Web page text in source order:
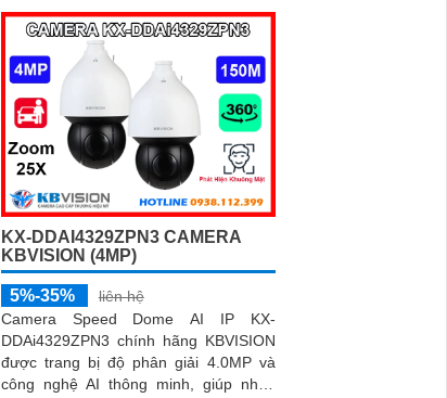
KX-DDAI4329ZPN3 CAMERA
KBVISION (4MP)
5%-35%
liên hệ
Camera Speed Dome AI IP KX-
DDAi4329ZPN3 chính hãng KBVISION
được trang bị độ phân giải 4.0MP và
công nghệ AI thông minh, giúp nhận